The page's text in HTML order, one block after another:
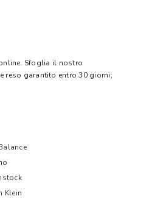
Sfoglia il nostro
reso garantito entro 30 giorni;
Klein